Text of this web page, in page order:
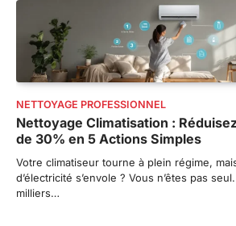
NETTOYAGE PROFESSIONNEL
Nettoyage Climatisation :
de 30% en 5 Actions Simples
Votre climatiseur tourne à plein régime,
d’électricité s’envole ? Vous n’êtes pas
milliers…